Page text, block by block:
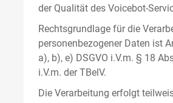
der Qualität des Voicebot-
Rechtsgrundlage für die
personenbezogener Daten ist
a), b), e) DSGVO i.V.m. § 18
i.V.m. der TBelV.
Die Verarbeitung erfolgt